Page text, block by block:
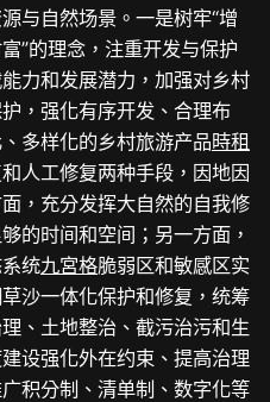
与自然场景。一是树牢“增
”的理念，注重开发与保护
力和发展潜力，加强对乡村
，强化有序开发、合理布
多样化的乡村旅游产品時租
人工修复两种手段，因地因
，充分发挥大自然的自我修
的时间和空间；另一方面，
统九宮格脆弱区和敏感区实
沙一体化保护和修复，统筹
、土地整治、截污治污和生
设强化外在约束、提高治理
积分制、清单制、数字化等